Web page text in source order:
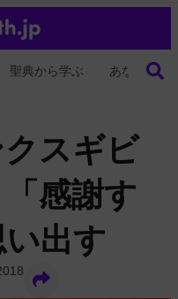
聖典から学ぶ あなたの生
スギビ
感謝す
出す